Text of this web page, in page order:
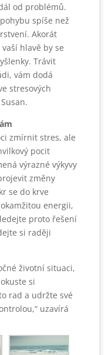
od problémů.
spíše než
Akorát
hlavě by se
Trávit
vám dodá
stresových
zmírnit stres, ale
pocit
výrazné výkyvy
změny
se do krve
energii,
proto řešení
si raději
životní situaci,
si
rad a udržte své
uzavírá